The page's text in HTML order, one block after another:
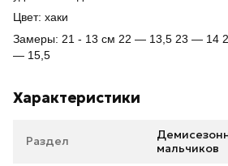
Цвет: хаки
Замеры: 21 - 13 см 22 ― 13,5 23 ― 14
― 15,5
Характеристики
Раздел
мальчиков